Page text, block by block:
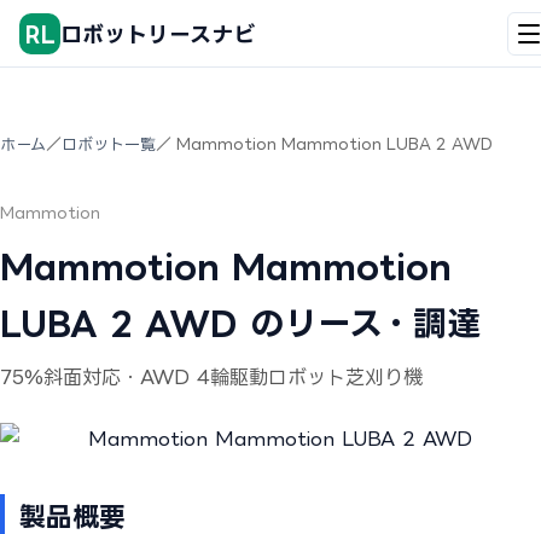
RL ロボットリースナビ
ホーム ／ ロボット一覧／ Mammotion Mammotion LUBA 2 AWD
Mammotion
Mammotion Mammotion
LUBA 2 AWD のリース・調達
75%斜面対応・AWD 4輪駆動ロボット芝刈り機
製品概要